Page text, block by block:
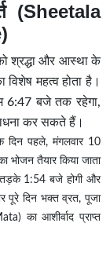
(Sheetala
को श्रद्धा और आस्था के
विशेष महत्व होता है।
बजे तक रहेगा,
कर सकते हैं।
दिन पहले, मंगलवार 10
भोजन तैयार किया जाता
तड़के 1:54 बजे होगी और
पूरे दिन भक्त व्रत, पूजा
का आशीर्वाद प्राप्त